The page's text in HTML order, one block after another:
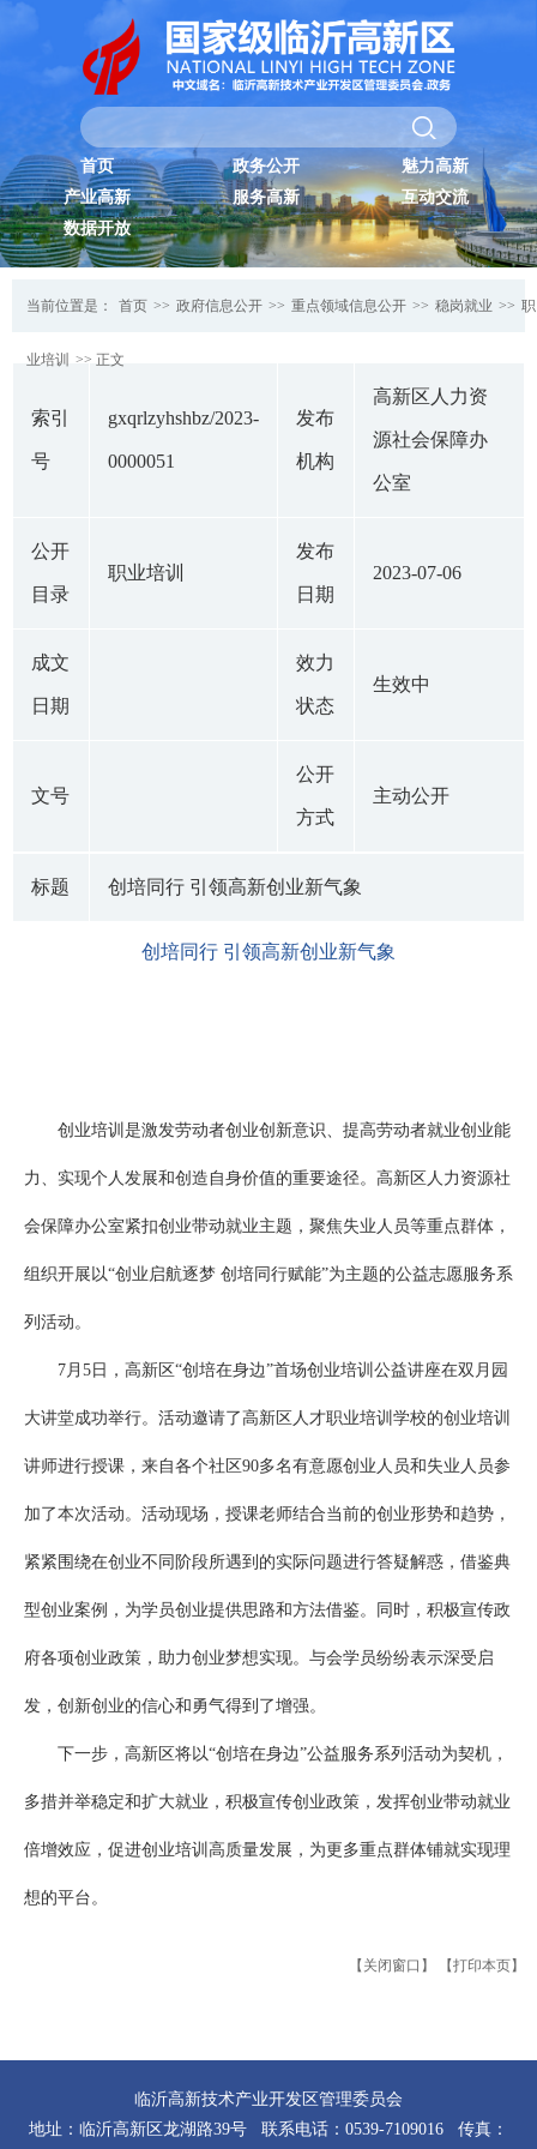
首页 政务公开
魅力高新
产业高新
服务高新
互动交流
数据开放
当前位置是： 首页 >> 政府信息公开 >> 重点领域信息公开 >> 稳岗就业 >> 职
业培训 >> 正文
索引
号
gxqrlzyhshbz/2023-
0000051
发布
机构
高新区人力资
源社会保障办
公室
公开
目录
职业培训
发布
日期
2023-07-06
成文
日期
效力
状态
生效中
文号
公开
方式
主动公开
标题 创培同行 引领高新创业新气象
创培同行 引领高新创业新气象
创业培训是激发劳动者创业创新意识、提高劳动者就业创业能
力、实现个人发展和创造自身价值的重要途径。高新区人力资源社
会保障办公室紧扣创业带动就业主题，聚焦失业人员等重点群体，
组织开展以“创业启航逐梦 创培同行赋能”为主题的公益志愿服务系
列活动。
7月5日，高新区“创培在身边”首场创业培训公益讲座在双月园
大讲堂成功举行。活动邀请了高新区人才职业培训学校的创业培训
讲师进行授课，来自各个社区90多名有意愿创业人员和失业人员参
加了本次活动。活动现场，授课老师结合当前的创业形势和趋势，
紧紧围绕在创业不同阶段所遇到的实际问题进行答疑解惑，借鉴典
型创业案例，为学员创业提供思路和方法借鉴。同时，积极宣传政
府各项创业政策，助力创业梦想实现。与会学员纷纷表示深受启
发，创新创业的信心和勇气得到了增强。
下一步，高新区将以“创培在身边”公益服务系列活动为契机，
多措并举稳定和扩大就业，积极宣传创业政策，发挥创业带动就业
倍增效应，促进创业培训高质量发展，为更多重点群体铺就实现理
想的平台。
【关闭窗口】 【打印本页】
临沂高新技术产业开发区管理委员会
地址：临沂高新区龙湖路39号 联系电话：0539-7109016 传真：